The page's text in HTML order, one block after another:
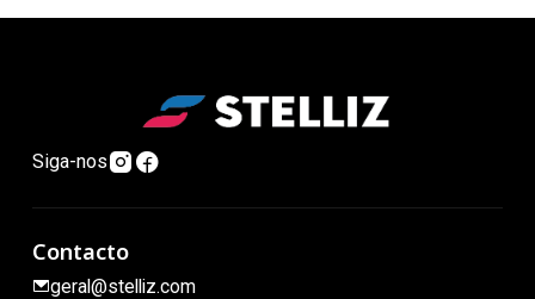
Siga-nos
Contacto
geral@stelliz.com